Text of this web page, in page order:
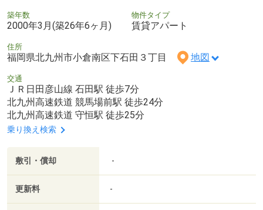
築年数
2000年3月(築26年6ヶ月)
物件タイプ
賃貸アパート
住所
福岡県北九州市小倉南区下石田３丁目 地図
交通
ＪＲ日田彦山線 石田駅 徒歩7分
北九州高速鉄道 競馬場前駅 徒歩24分
北九州高速鉄道 守恒駅 徒歩25分
乗り換え検索
敷引・償却 -
更新料 -